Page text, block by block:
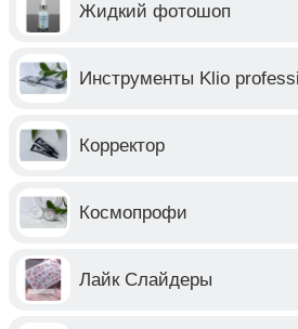
Жидкий фотошоп
Инструменты Klio
Корректор
Космопрофи
Лайк Слайдеры